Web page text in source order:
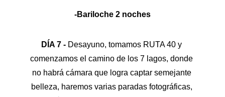
-Bariloche 2 noches
DÍA 7 - Desayuno, tomamos RUTA 40 y
comenzamos el camino de los 7 lagos, donde
no habrá cámara que logra captar semejante
belleza, haremos varias paradas fotográficas,